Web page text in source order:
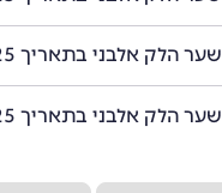
שער הלק אלבני בתאריך 29/09/2025 הוא 0.0406
שער הלק אלבני בתאריך 30/09/2025 הוא 0.0401